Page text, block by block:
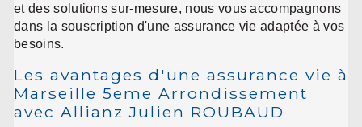
et des solutions sur-mesure, nous vous accompagnons
dans la souscription d'une assurance vie adaptée à vos
besoins.
Les avantages d'une assurance vie à
Marseille 5eme Arrondissement
avec Allianz Julien ROUBAUD